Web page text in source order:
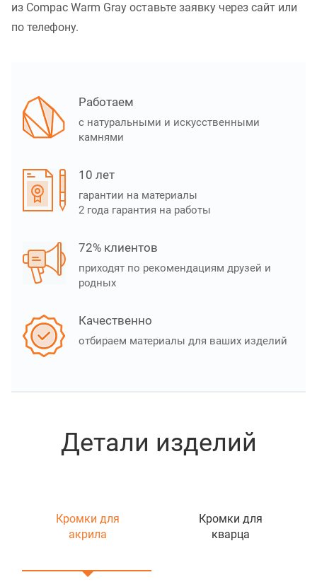
из Compac Warm Gray оставьте заявку через сайт или
по телефону.
Работаем
с натуральными и искусственными
камнями
10 лет
гарантии на материалы
2 года гарантия на работы
72% клиентов
приходят по рекомендациям друзей и
родных
Качественно
отбираем материалы для ваших изделий
Детали изделий
Кромки для
акрила
Кромки для
кварца